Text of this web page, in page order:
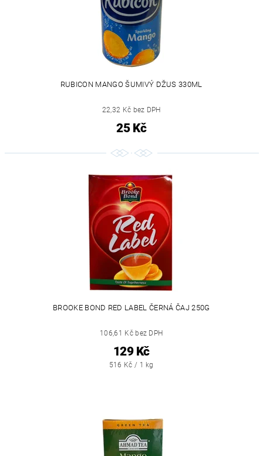
RUBICON MANGO ŠUMIVÝ DŽUS 330ML
22,32 Kč bez DPH
25 Kč
BROOKE BOND RED LABEL ČERNÁ ČAJ 250G
106,61 Kč bez DPH
129 Kč
516 Kč / 1 kg